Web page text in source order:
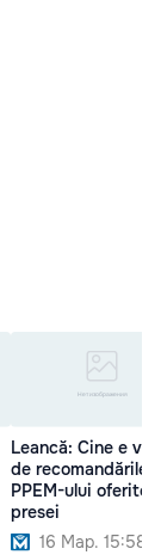
Leancă: Cine e
de recomandările
PPEM-ului oferite
presei
16 Мар. 15:58